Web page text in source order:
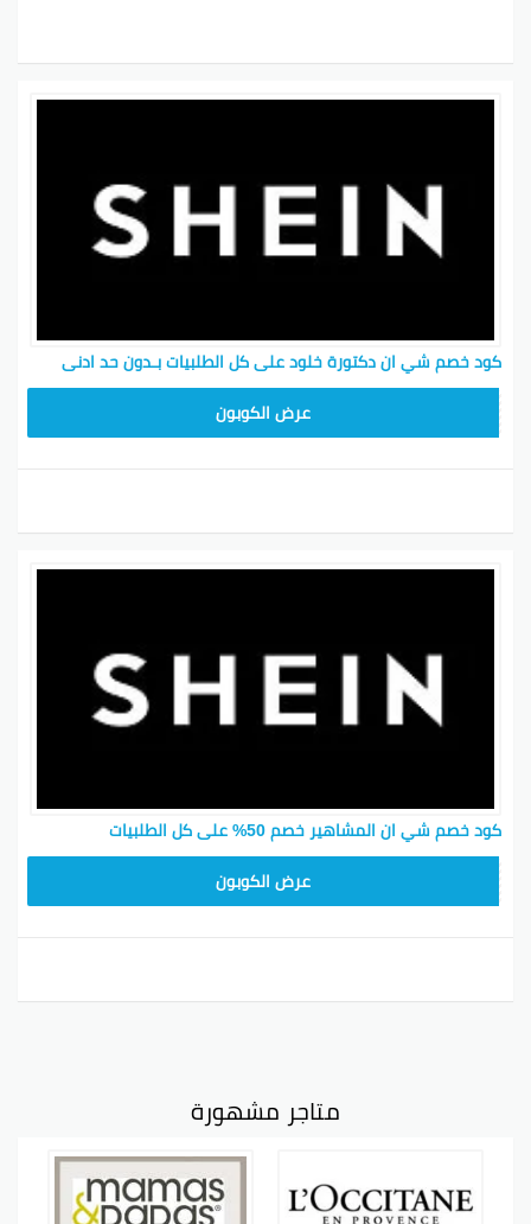
كود خصم شي ان دكتورة خلود على كل الطلبيات بـدون حد ادنى
عرض الكوبون
كود خصم شي ان المشاهير خصم 50% على كل الطلبيات
عرض الكوبون
متاجر مشهورة